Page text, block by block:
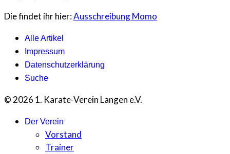
Die findet ihr hier:Ausschreibung Momo
Alle Artikel
Impressum
Datenschutzerklärung
Suche
© 2026 1. Karate-Verein Langen e.V.
Der Verein
Vorstand
Trainer